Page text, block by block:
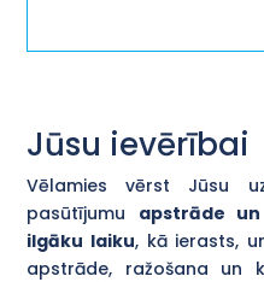
Jūsu ievērībai
Vēlamies vērst Jūsu
pasūtījumu apstrāde
ilgāku laiku, kā ierasts,
apstrāde, ražošana un